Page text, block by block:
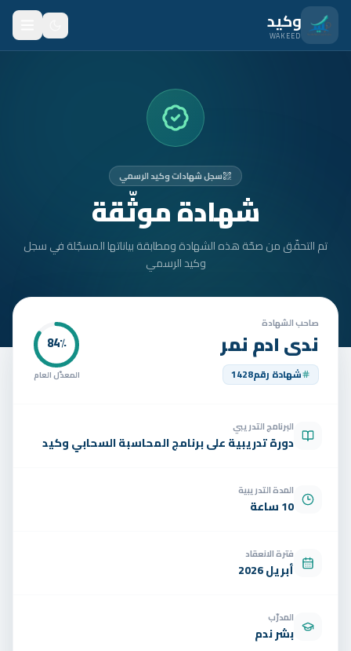
انتقل للمحتوى الرئيسي
وكيد
WAKEED
المتدربون
الأمان
تواصل
الوظائف
سجل شهادات وكيد الرسمي
شهادة موثّقة
تم التحقّق من صحّة هذه الشهادة ومطابقة بياناتها المسجّلة في سجل
وكيد الرسمي
صاحب الشهادة
ندى ادم نمر
شهادة رقم1428
84٪
المعدّل العام
البرنامج التدريبي
دورة تدريبية على برنامج المحاسبة السحابي وكيد
المدة التدريبية
10 ساعة
فترة الانعقاد
أبريل 2026
المدرّب
بشر ندم